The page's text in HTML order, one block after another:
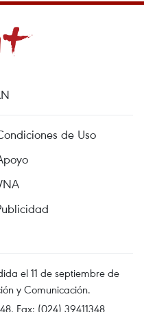
de Uso
el 11 de septiembre de
y Comunicación.
Fax: (024) 39411348